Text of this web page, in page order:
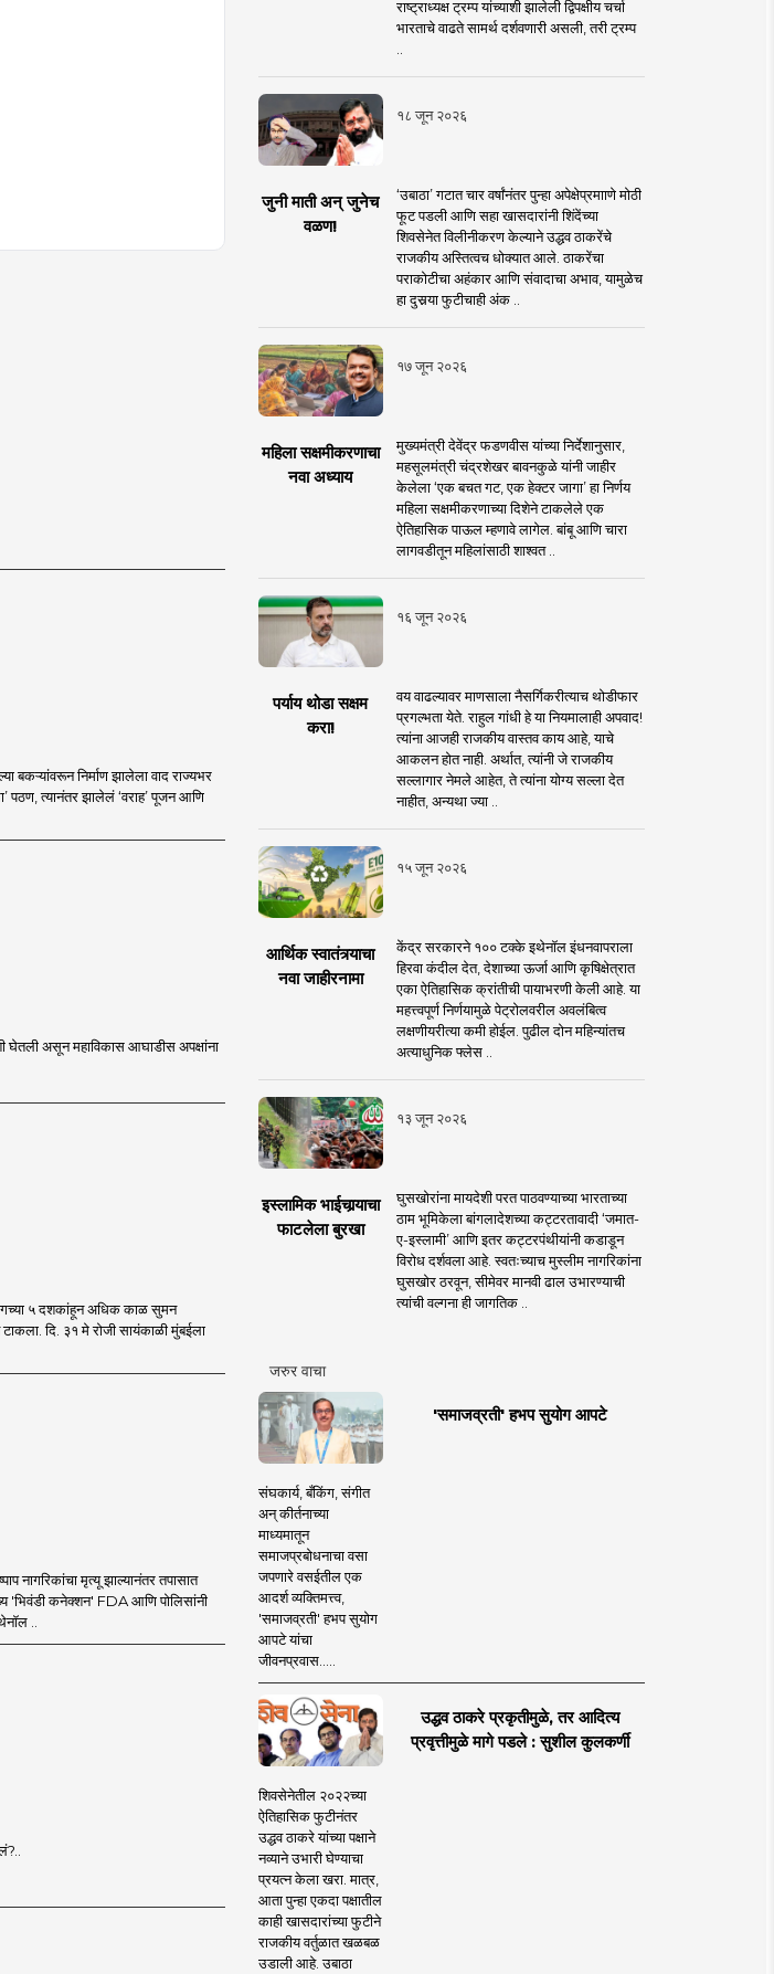
बकऱ्यांवरून निर्माण झालेला वाद राज्यभर
पठण, त्यानंतर झालेलं ‘वराह’ पूजन आणि
घेतली असून महाविकास आघाडीस अपक्षांना
५ दशकांहून अधिक काळ सुमन
टाकला. दि. ३१ मे रोजी सायंकाळी मुंबईला
नागरिकांचा मृत्यू झाल्यानंतर तपासात
'भिवंडी कनेक्शन' FDA आणि पोलिसांनी
..
राष्ट्राध्यक्ष ट्रम्प यांच्याशी झालेली द्विपक्षीय चर्चा
भारताचे वाढते सामर्थ दर्शवणारी असली, तरी ट्रम्प
१८ जून २०२६
जुनी माती अन् जुनेच
वळण!
‘उबाठा’ गटात चार वर्षांनंतर पुन्हा अपेक्षेप्रमााणे मोठी
फूट पडली आणि सहा खासदारांनी शिंदेंच्या
शिवसेनेत विलीनीकरण केल्याने उद्धव ठाकरेंचे
राजकीय अस्तित्वच धोक्यात आले. ठाकरेंचा
पराकोटीचा अहंकार आणि संवादाचा अभाव, यामुळेच
हा दुसर्‍या फुटीचाही अंक ..
१७ जून २०२६
महिला सक्षमीकरणाचा
नवा अध्याय
मुख्यमंत्री देवेंद्र फडणवीस यांच्या निर्देशानुसार,
महसूलमंत्री चंद्रशेखर बावनकुळे यांनी जाहीर
केलेला ‘एक बचत गट, एक हेक्टर जागा’ हा निर्णय
महिला सक्षमीकरणाच्या दिशेने टाकलेले एक
ऐतिहासिक पाऊल म्हणावे लागेल. बांबू आणि चारा
लागवडीतून महिलांसाठी शाश्वत ..
१६ जून २०२६
पर्याय थोडा सक्षम
करा!
वय वाढल्यावर माणसाला नैसर्गिकरीत्याच थोडीफार
प्रगल्भता येते. राहुल गांधी हे या नियमालाही अपवाद!
त्यांना आजही राजकीय वास्तव काय आहे, याचे
आकलन होत नाही. अर्थात, त्यांनी जे राजकीय
सल्लागार नेमले आहेत, ते त्यांना योग्य सल्ला देत
नाहीत, अन्यथा ज्या ..
१५ जून २०२६
आर्थिक स्वातंत्र्याचा
नवा जाहीरनामा
केंद्र सरकारने १०० टक्के इथेनॉल इंधनवापराला
हिरवा कंदील देत, देशाच्या ऊर्जा आणि कृषिक्षेत्रात
एका ऐतिहासिक क्रांतीची पायाभरणी केली आहे. या
महत्त्वपूर्ण निर्णयामुळे पेट्रोलवरील अवलंबित्व
लक्षणीयरीत्या कमी होईल. पुढील दोन महिन्यांतच
अत्याधुनिक फ्लेस ..
१३ जून २०२६
इस्लामिक भाईचार्‍याचा
फाटलेला बुरखा
घुसखोरांना मायदेशी परत पाठवण्याच्या भारताच्या
ठाम भूमिकेला बांगलादेशच्या कट्टरतावादी ‘जमात-
ए-इस्लामी’ आणि इतर कट्टरपंथीयांनी कडाडून
विरोध दर्शवला आहे. स्वतःच्याच मुस्लीम नागरिकांना
घुसखोर ठरवून, सीमेवर मानवी ढाल उभारण्याची
त्यांची वल्गना ही जागतिक ..
जरुर वाचा
'समाजव्रती' हभप सुयोग आपटे
संघकार्य, बँकिंग, संगीत
अन् कीर्तनाच्या
माध्यमातून
समाजप्रबोधनाचा वसा
जपणारे वसईतील एक
आदर्श व्यक्तिमत्त्व,
'समाजव्रती' हभप सुयोग
आपटे यांचा
जीवनप्रवास.....
उद्धव ठाकरे प्रकृतीमुळे, तर आदित्य
प्रवृत्तीमुळे मागे पडले : सुशील कुलकर्णी
शिवसेनेतील २०२२च्या
ऐतिहासिक फुटीनंतर
उद्धव ठाकरे यांच्या पक्षाने
नव्याने उभारी घेण्याचा
प्रयत्न केला खरा. मात्र,
आता पुन्हा एकदा पक्षातील
काही खासदारांच्या फुटीने
राजकीय वर्तुळात खळबळ
उडाली आहे. उबाठा